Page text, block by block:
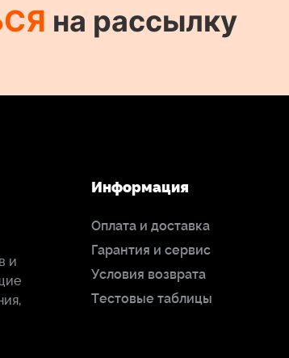
на рассылку
и
Информация
Оплата и доставка
Гарантия и сервис
Условия возврата
Тестовые таблицы